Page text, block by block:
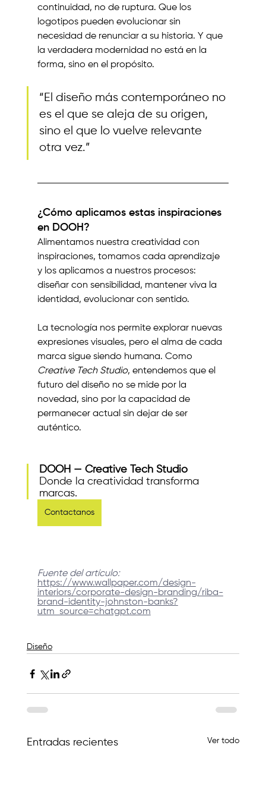
continuidad, no de ruptura. Que los
logotipos pueden evolucionar sin
necesidad de renunciar a su historia. Y que
la verdadera modernidad no está en la
forma, sino en el propósito.
“El diseño más contemporáneo no
es el que se aleja de su origen,
sino el que lo vuelve relevante
otra vez.”
¿Cómo aplicamos estas inspiraciones
en DOOH?
Alimentamos nuestra creatividad con
inspiraciones, tomamos cada aprendizaje
y los aplicamos a nuestros procesos:
diseñar con sensibilidad, mantener viva la
identidad, evolucionar con sentido.
La tecnología nos permite explorar nuevas
expresiones visuales, pero el alma de cada
marca sigue siendo humana. Como
Creative Tech Studio, entendemos que el
futuro del diseño no se mide por la
novedad, sino por la capacidad de
permanecer actual sin dejar de ser
auténtico.
DOOH — Creative Tech Studio
Donde la creatividad transforma
marcas.
Contactanos
Fuente del artículo:
https://www.wallpaper.com/design-
interiors/corporate-design-branding/riba-
brand-identity-johnston-banks?
utm_source=chatgpt.com
Diseño
Entradas recientes Ver todo